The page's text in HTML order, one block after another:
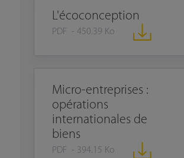
L'écoconception
PDF - 450.39 Ko
Micro-entreprises :
opérations
internationales de
biens
PDF - 394.15 Ko